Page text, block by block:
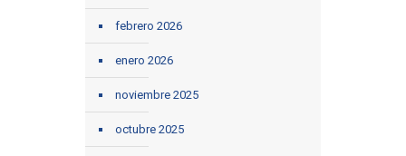
febrero 2026
enero 2026
noviembre 2025
octubre 2025